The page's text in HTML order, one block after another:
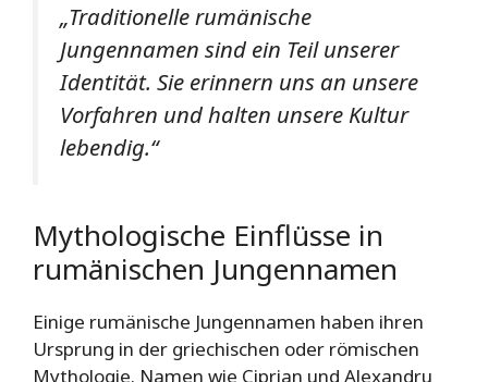
„Traditionelle rumänische
Jungennamen sind ein Teil unserer
Identität. Sie erinnern uns an unsere
Vorfahren und halten unsere Kultur
lebendig.“
Mythologische Einflüsse in
rumänischen Jungennamen
Einige rumänische Jungennamen haben ihren
Ursprung in der griechischen oder römischen
Mythologie. Namen wie Ciprian und Alexandru